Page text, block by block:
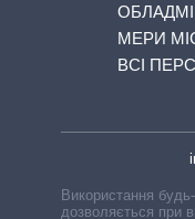
МЕРИ
ВСІ
Використання
дозволяється при